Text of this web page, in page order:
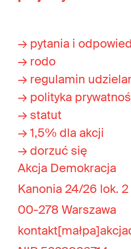
→ pytania i
→ rodo
→ regulamin
→ polityka
→ statut
→ 1,5% dla akcji
→ dorzuć się
Akcja Demokracja
Kanonia 24/26 lok. 2
00-278 Warszawa